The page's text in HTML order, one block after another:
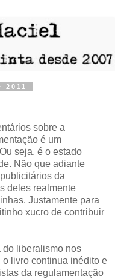
sobre a
é um
seja, é o estado
Não que adiante
da
deles realmente
Justamente para
xucro de contribuir
liberalismo nos
livro continua inédito e
da regulamentação